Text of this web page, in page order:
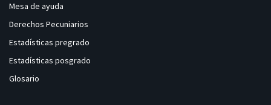
Mesa de ayuda
Derechos Pecuniarios
Estadísticas pregrado
Estadísticas posgrado
Glosario